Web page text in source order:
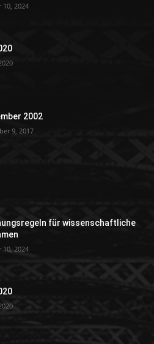
10, 2024
2002
9, 2017
für wissenschaftliche
10, 2024